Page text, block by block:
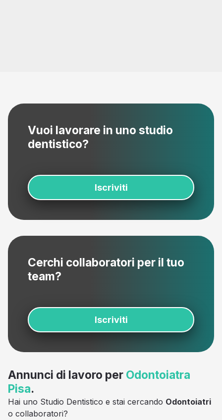
Vuoi lavorare in uno studio
dentistico?
Iscriviti
Cerchi collaboratori per il tuo
team?
Iscriviti
Annunci di lavoro per Odontoiatra
Pisa.
Hai uno Studio Dentistico e stai cercando Odontoiatri
o collaboratori?